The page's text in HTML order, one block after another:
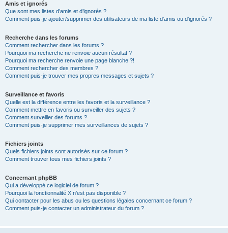
Amis et ignorés
Que sont mes listes d’amis et d’ignorés ?
Comment puis-je ajouter/supprimer des utilisateurs de ma liste d’amis ou d’ignorés ?
Recherche dans les forums
Comment rechercher dans les forums ?
Pourquoi ma recherche ne renvoie aucun résultat ?
Pourquoi ma recherche renvoie une page blanche ?!
Comment rechercher des membres ?
Comment puis-je trouver mes propres messages et sujets ?
Surveillance et favoris
Quelle est la différence entre les favoris et la surveillance ?
Comment mettre en favoris ou surveiller des sujets ?
Comment surveiller des forums ?
Comment puis-je supprimer mes surveillances de sujets ?
Fichiers joints
Quels fichiers joints sont autorisés sur ce forum ?
Comment trouver tous mes fichiers joints ?
Concernant phpBB
Qui a développé ce logiciel de forum ?
Pourquoi la fonctionnalité X n’est pas disponible ?
Qui contacter pour les abus ou les questions légales concernant ce forum ?
Comment puis-je contacter un administrateur du forum ?